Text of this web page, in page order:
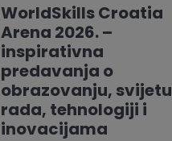
WorldSkills Croatia
Arena 2026. –
inspirativna
predavanja o
obrazovanju, svijetu
rada, tehnologiji i
inovacijama